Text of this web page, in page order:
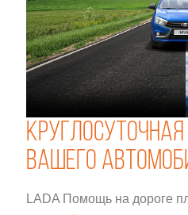
вашего
LADA Помощь на дороге